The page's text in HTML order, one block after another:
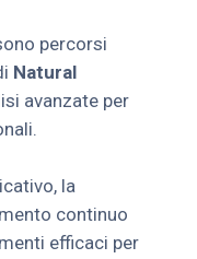
percorsi
Natural
avanzate per
la
continuo
efficaci per